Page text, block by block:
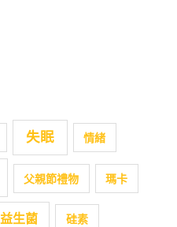
失眠 情緒
父親節禮物 瑪卡
益生菌 硅素